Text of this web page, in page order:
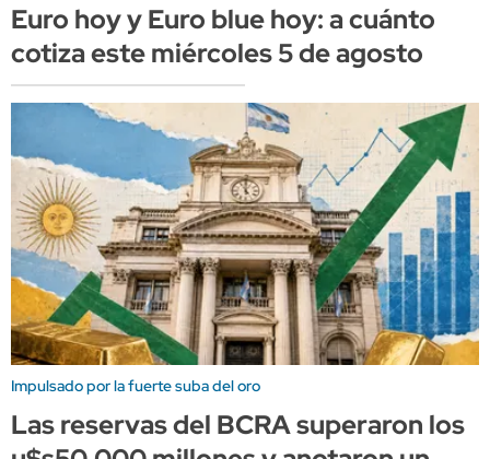
Euro hoy y Euro blue hoy: a cuánto
cotiza este miércoles 5 de agosto
Impulsado por la fuerte suba del oro
Las reservas del BCRA superaron los